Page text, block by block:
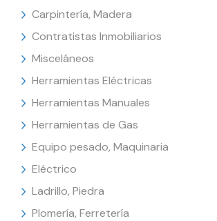
Carpintería, Madera
Contratistas Inmobiliarios
Misceláneos
Herramientas Eléctricas
Herramientas Manuales
Herramientas de Gas
Equipo pesado, Maquinaria
Eléctrico
Ladrillo, Piedra
Plomería, Ferretería